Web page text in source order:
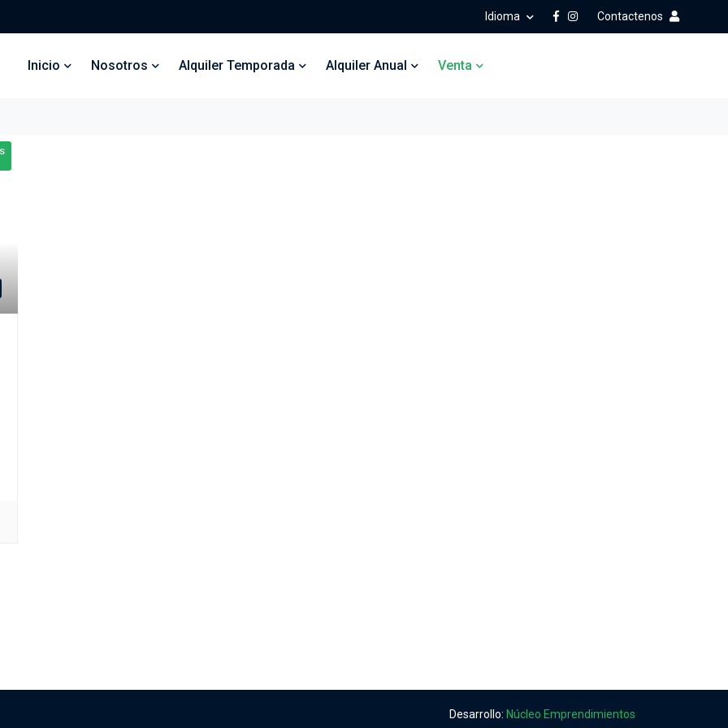
Idioma Contactenos
Inicio Nosotros Alquiler Temporada Alquiler Anual Venta
Desarrollo: Núcleo Emprendimientos